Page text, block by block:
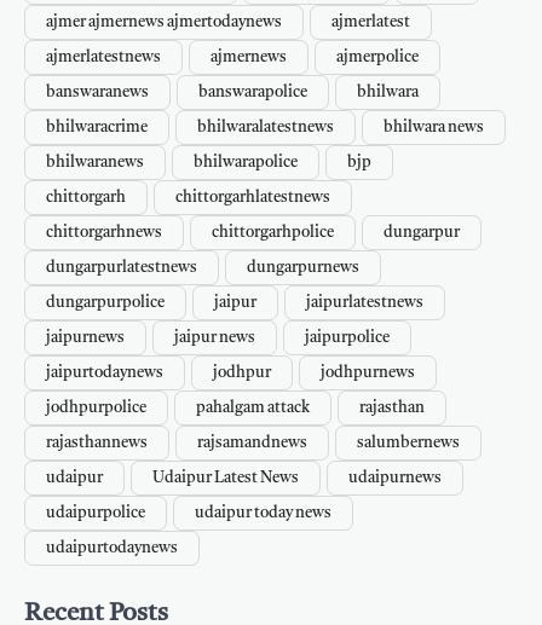
ajmer ajmernews ajmertodaynews ajmerlatest
ajmerlatestnews ajmernews ajmerpolice
banswaranews banswarapolice bhilwara
bhilwaracrime bhilwaralatestnews bhilwara news
bhilwaranews bhilwarapolice bjp
chittorgarh chittorgarhlatestnews
chittorgarhnews chittorgarhpolice dungarpur
dungarpurlatestnews dungarpurnews
dungarpurpolice jaipur jaipurlatestnews
jaipurnews jaipur news jaipurpolice
jaipurtodaynews jodhpur jodhpurnews
jodhpurpolice pahalgam attack rajasthan
rajasthannews rajsamandnews salumbernews
udaipur Udaipur Latest News udaipurnews
udaipurpolice udaipur today news
udaipurtodaynews
Recent Posts